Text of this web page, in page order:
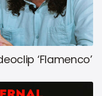
‘Flamenco’